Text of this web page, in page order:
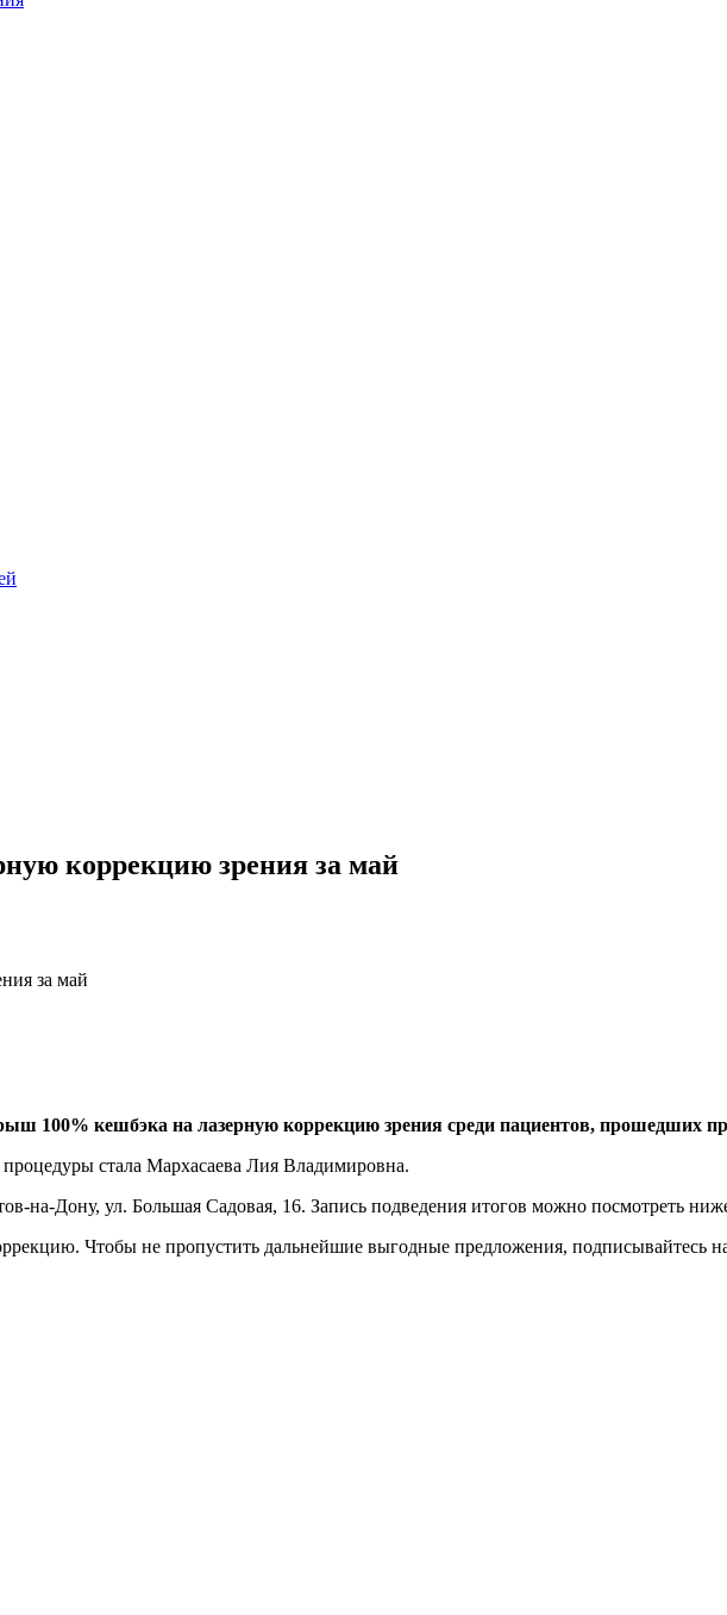
коррекцию зрения за май
за май
100% кешбэка на лазерную коррекцию зрения среди пациентов, прошедших
стала Мархасаева Лия Владимировна.
на-Дону, ул. Большая Садовая, 16. Запись подведения итогов можно посмотреть
Чтобы не пропустить дальнейшие выгодные предложения, подписывайтесь